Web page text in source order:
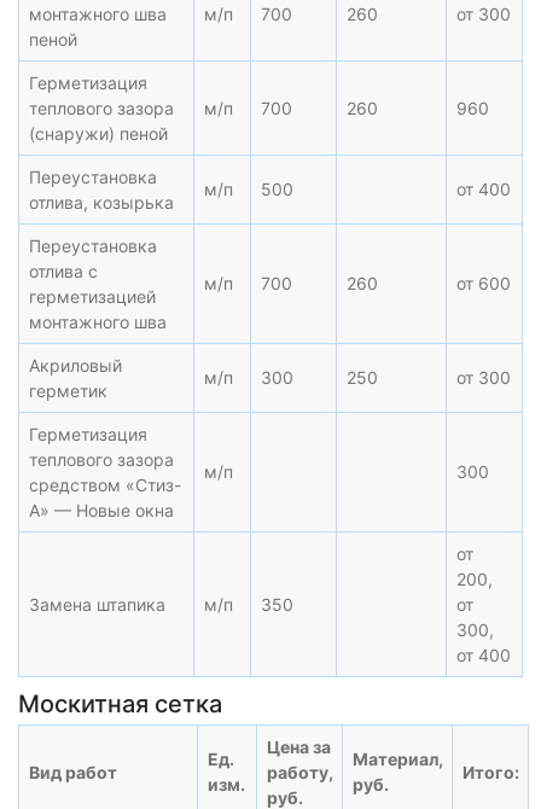
монтажного шва
пеной
м/п 700 260 от 300
Герметизация
теплового зазора
(снаружи) пеной
м/п 700 260 960
Переустановка
отлива, козырька
м/п 500 от 400
Переустановка
отлива с
герметизацией
монтажного шва
м/п 700 260 от 600
Акриловый
герметик
м/п 300 250 от 300
Герметизация
теплового зазора
средством «Стиз-
А» — Новые окна
м/п 300
Замена штапика м/п 350
от
200,
от
300,
от 400
Москитная сетка
Вид работ
Ед.
изм.
Цена за
работу,
руб.
Материал,
руб.
Итого: